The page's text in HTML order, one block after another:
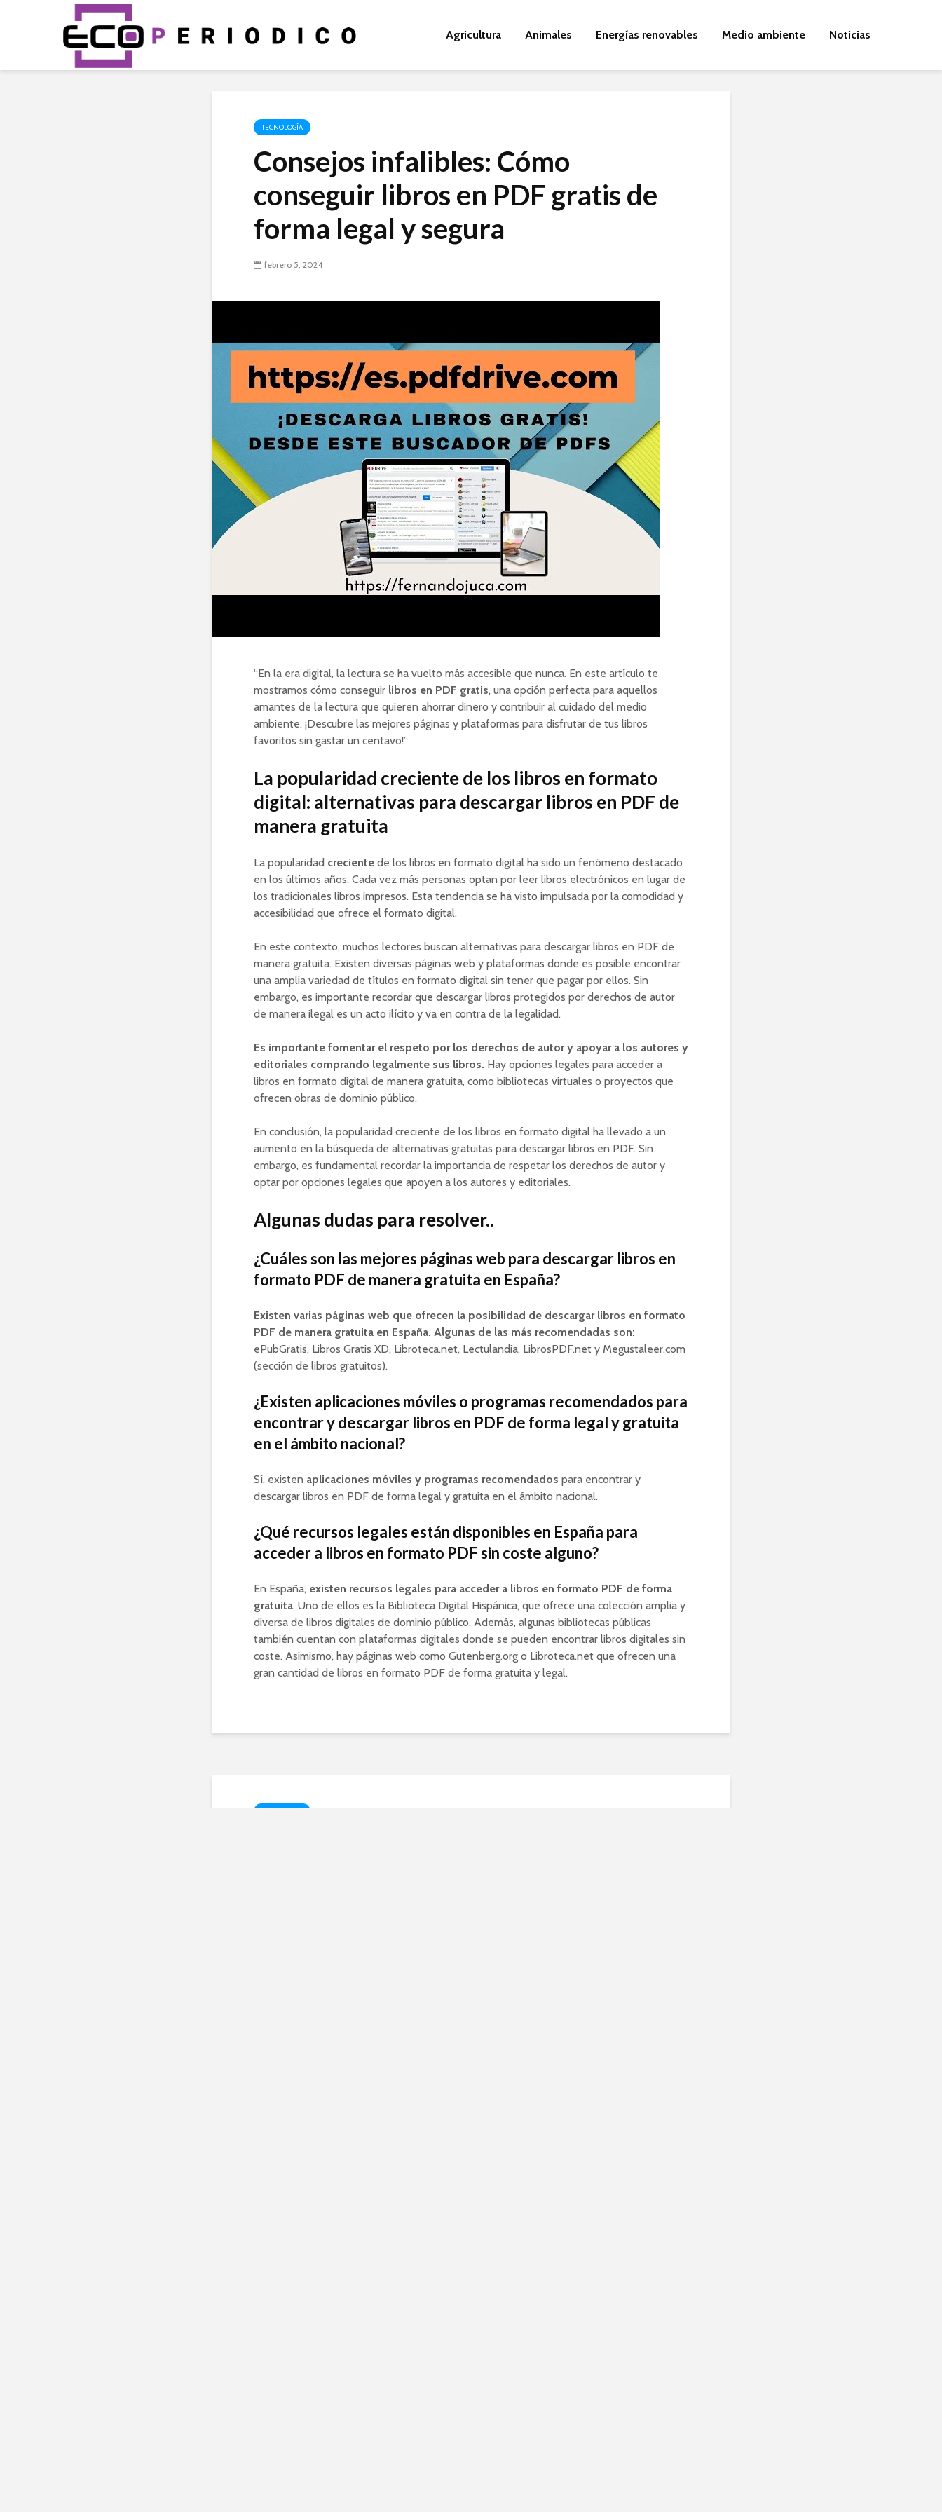
Agricultura Animales Energías renovables Medio ambiente Noticias
TECNOLOGÍA
Consejos infalibles: Cómo
conseguir libros en PDF gratis de
forma legal y segura
febrero 5, 2024
“En la era digital, la lectura se ha vuelto más accesible que nunca. En este artículo te
mostramos cómo conseguir libros en PDF gratis, una opción perfecta para aquellos
amantes de la lectura que quieren ahorrar dinero y contribuir al cuidado del medio
ambiente. ¡Descubre las mejores páginas y plataformas para disfrutar de tus libros
favoritos sin gastar un centavo!”
La popularidad creciente de los libros en formato
digital: alternativas para descargar libros en PDF de
manera gratuita
La popularidad creciente de los libros en formato digital ha sido un fenómeno destacado
en los últimos años. Cada vez más personas optan por leer libros electrónicos en lugar de
los tradicionales libros impresos. Esta tendencia se ha visto impulsada por la comodidad y
accesibilidad que ofrece el formato digital.
En este contexto, muchos lectores buscan alternativas para descargar libros en PDF de
manera gratuita. Existen diversas páginas web y plataformas donde es posible encontrar
una amplia variedad de títulos en formato digital sin tener que pagar por ellos. Sin
embargo, es importante recordar que descargar libros protegidos por derechos de autor
de manera ilegal es un acto ilícito y va en contra de la legalidad.
Es importante fomentar el respeto por los derechos de autor y apoyar a los autores y
editoriales comprando legalmente sus libros. Hay opciones legales para acceder a
libros en formato digital de manera gratuita, como bibliotecas virtuales o proyectos que
ofrecen obras de dominio público.
En conclusión, la popularidad creciente de los libros en formato digital ha llevado a un
aumento en la búsqueda de alternativas gratuitas para descargar libros en PDF. Sin
embargo, es fundamental recordar la importancia de respetar los derechos de autor y
optar por opciones legales que apoyen a los autores y editoriales.
Algunas dudas para resolver..
¿Cuáles son las mejores páginas web para descargar libros en
formato PDF de manera gratuita en España?
Existen varias páginas web que ofrecen la posibilidad de descargar libros en formato
PDF de manera gratuita en España. Algunas de las más recomendadas son:
ePubGratis, Libros Gratis XD, Libroteca.net, Lectulandia, LibrosPDF.net y Megustaleer.com
(sección de libros gratuitos).
¿Existen aplicaciones móviles o programas recomendados para
encontrar y descargar libros en PDF de forma legal y gratuita
en el ámbito nacional?
Sí, existen aplicaciones móviles y programas recomendados para encontrar y
descargar libros en PDF de forma legal y gratuita en el ámbito nacional.
¿Qué recursos legales están disponibles en España para
acceder a libros en formato PDF sin coste alguno?
En España, existen recursos legales para acceder a libros en formato PDF de forma
gratuita. Uno de ellos es la Biblioteca Digital Hispánica, que ofrece una colección amplia y
diversa de libros digitales de dominio público. Además, algunas bibliotecas públicas
también cuentan con plataformas digitales donde se pueden encontrar libros digitales sin
coste. Asimismo, hay páginas web como Gutenberg.org o Libroteca.net que ofrecen una
gran cantidad de libros en formato PDF de forma gratuita y legal.